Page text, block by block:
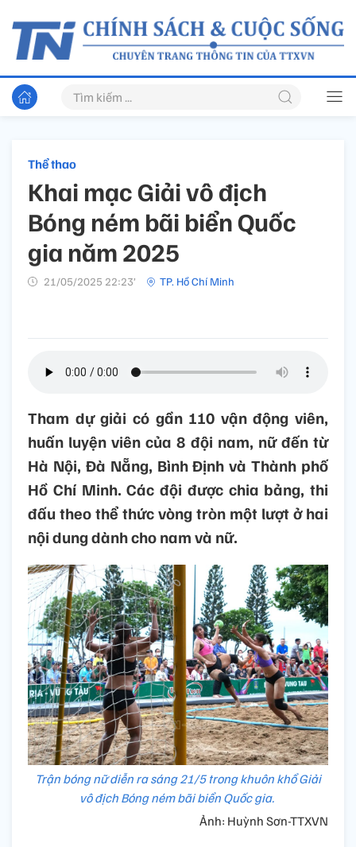
Thể thao
Khai mạc Giải vô địch
Bóng ném bãi biển Quốc
gia năm 2025
21/05/2025 22:23’ TP. Hồ Chí Minh
Tham dự giải có gần 110 vận động viên,
huấn luyện viên của 8 đội nam, nữ đến từ
Hà Nội, Đà Nẵng, Bình Định và Thành phố
Hồ Chí Minh. Các đội được chia bảng, thi
đấu theo thể thức vòng tròn một lượt ở hai
nội dung dành cho nam và nữ.
Trận bóng nữ diễn ra sáng 21/5 trong khuôn khổ Giải
vô địch Bóng ném bãi biển Quốc gia.
Ảnh: Huỳnh Sơn-TTXVN